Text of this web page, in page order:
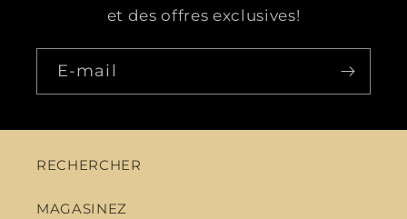
et des offres exclusives!
E-mail
RECHERCHER
MAGASINEZ